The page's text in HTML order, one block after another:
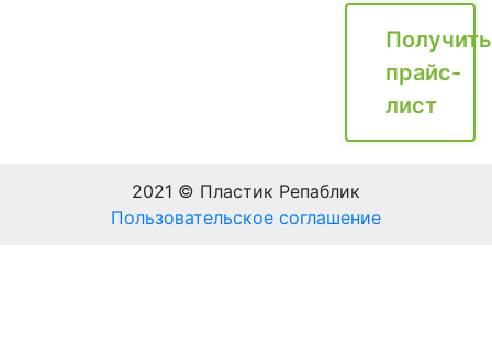
Получить
прайс-
лист
2021 © Пластик Репаблик
Пользовательское соглашение